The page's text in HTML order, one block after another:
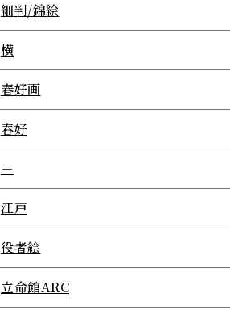
細判/錦絵
横
春好画
春好
－
江戸
役者絵
立命館ARC